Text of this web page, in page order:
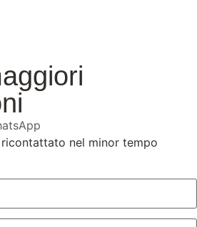
nel minor tempo